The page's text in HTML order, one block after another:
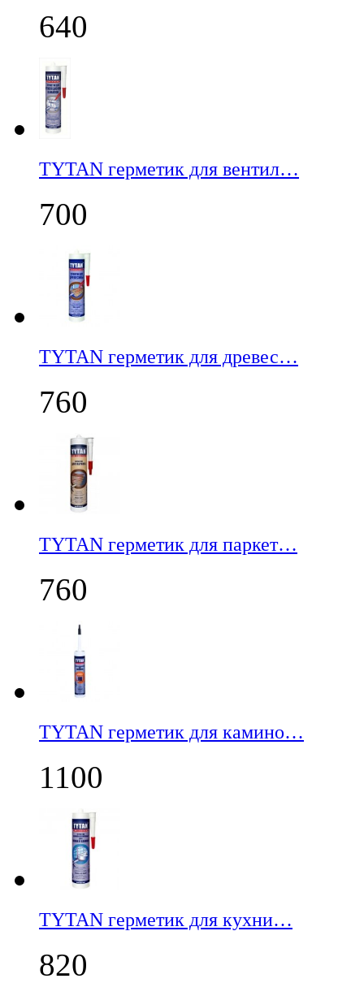
640
TYTAN герметик для вентил…
700
TYTAN герметик для древес…
760
TYTAN герметик для паркет…
760
TYTAN герметик для камино…
1100
TYTAN герметик для кухни…
820